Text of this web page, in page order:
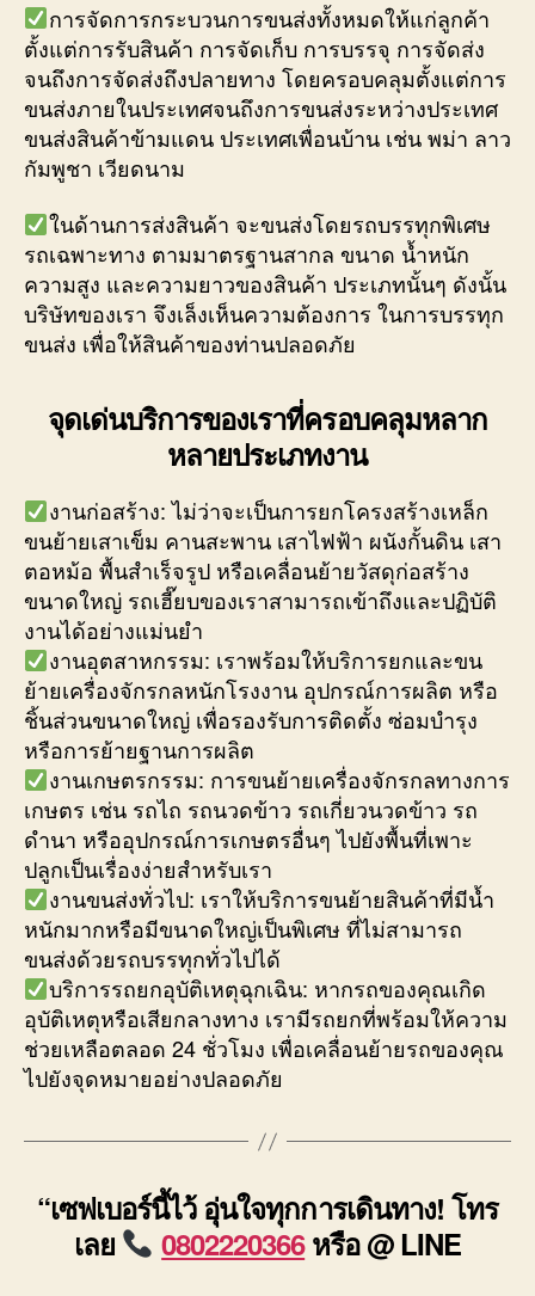
การจัดการกระบวนการขนส่งทั้งหมดให้แก่ลูกค้า
ตั้งแต่การรับสินค้า การจัดเก็บ การบรรจุ การจัดส่ง
จนถึงการจัดส่งถึงปลายทาง โดยครอบคลุมตั้งแต่การ
ขนส่งภายในประเทศจนถึงการขนส่งระหว่างประเทศ
ขนส่งสินค้าข้ามแดน ประเทศเพื่อนบ้าน เช่น พม่า ลาว
กัมพูชา เวียดนาม
ในด้านการส่งสินค้า จะขนส่งโดยรถบรรทุกพิเศษ
รถเฉพาะทาง ตามมาตรฐานสากล ขนาด น้ำหนัก
ความสูง และความยาวของสินค้า ประเภทนั้นๆ ดังนั้น
บริษัทของเรา จึงเล็งเห็นความต้องการ ในการบรรทุก
ขนส่ง เพื่อให้สินค้าของท่านปลอดภัย
จุดเด่นบริการของเราที่ครอบคลุมหลาก
หลายประเภทงาน
งานก่อสร้าง: ไม่ว่าจะเป็นการยกโครงสร้างเหล็ก
ขนย้ายเสาเข็ม คานสะพาน เสาไฟฟ้า ผนังกั้นดิน เสา
ตอหม้อ พื้นสำเร็จรูป หรือเคลื่อนย้ายวัสดุก่อสร้าง
ขนาดใหญ่ รถเฮี๊ยบของเราสามารถเข้าถึงและปฏิบัติ
งานได้อย่างแม่นยำ
งานอุตสาหกรรม: เราพร้อมให้บริการยกและขน
ย้ายเครื่องจักรกลหนักโรงงาน อุปกรณ์การผลิต หรือ
ชิ้นส่วนขนาดใหญ่ เพื่อรองรับการติดตั้ง ซ่อมบำรุง
หรือการย้ายฐานการผลิต
งานเกษตรกรรม: การขนย้ายเครื่องจักรกลทางการ
เกษตร เช่น รถไถ รถนวดข้าว รถเกี่ยวนวดข้าว รถ
ดำนา หรืออุปกรณ์การเกษตรอื่นๆ ไปยังพื้นที่เพาะ
ปลูกเป็นเรื่องง่ายสำหรับเรา
งานขนส่งทั่วไป: เราให้บริการขนย้ายสินค้าที่มีน้ำ
หนักมากหรือมีขนาดใหญ่เป็นพิเศษ ที่ไม่สามารถ
ขนส่งด้วยรถบรรทุกทั่วไปได้
บริการรถยกอุบัติเหตุฉุกเฉิน: หากรถของคุณเกิด
อุบัติเหตุหรือเสียกลางทาง เรามีรถยกที่พร้อมให้ความ
ช่วยเหลือตลอด 24 ชั่วโมง เพื่อเคลื่อนย้ายรถของคุณ
ไปยังจุดหมายอย่างปลอดภัย
“เซฟเบอร์นี้ไว้ อุ่นใจทุกการเดินทาง! โทร
เลย
0802220366หรือ @ LINE